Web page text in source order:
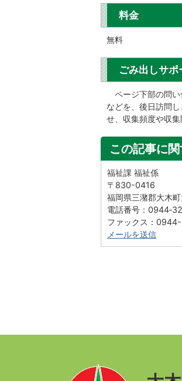
料金
無料
ごみ出しサ
ページ下部の問い
などを、後日訪問
せ、収集頻度や収
この記事に
福祉課 福祉係
〒830-0416
福岡県三潴郡大木
電話番号：
ファックス：
メールを送信